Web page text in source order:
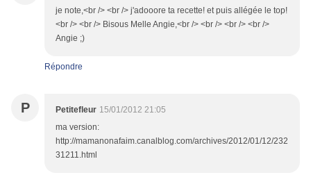
je note,<br /> <br /> j'adooore ta recette! et puis allégée le top!
<br /> <br /> Bisous Melle Angie,<br /> <br /> <br /> <br />
Angie ;)
Répondre
P Petitefleur 15/01/2012 21:05
ma version:
http://mamanonafaim.canalblog.com/archives/2012/01/12/232
31211.html